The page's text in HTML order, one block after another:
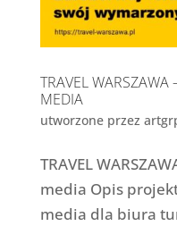
TRAVEL WARSZAWA
MEDIA
utworzone przez
TRAVEL
media Opis
media dla biura